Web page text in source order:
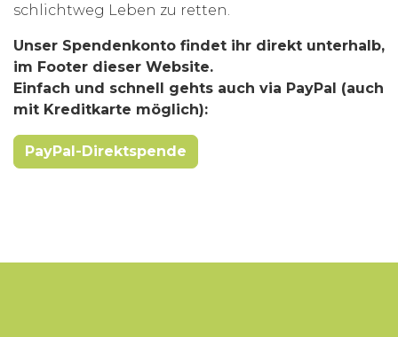
schlichtweg Leben zu retten.
Unser Spendenkonto findet ihr direkt unterhalb,
im Footer dieser Website.
Einfach und schnell gehts auch via PayPal (auch
mit Kreditkarte möglich):
PayPal-Direktspende